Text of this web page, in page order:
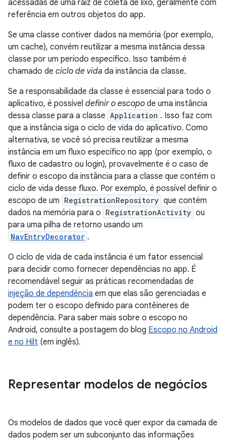
acessadas de uma raiz de coleta de lixo, geralmente com
referência em outros objetos do app.
Se uma classe contiver dados na memória (por exemplo,
um cache), convém reutilizar a mesma instância dessa
classe por um período específico. Isso também é
chamado de ciclo de vida da instância da classe.
Se a responsabilidade da classe é essencial para todo o
aplicativo, é possível definir o escopo de uma instância
dessa classe para a classe Application . Isso faz com
que a instância siga o ciclo de vida do aplicativo. Como
alternativa, se você só precisa reutilizar a mesma
instância em um fluxo específico no app (por exemplo, o
fluxo de cadastro ou login), provavelmente é o caso de
definir o escopo da instância para a classe que contém o
ciclo de vida desse fluxo. Por exemplo, é possível definir o
escopo de um RegistrationRepository que contém
dados na memória para o RegistrationActivity ou
para uma pilha de retorno usando um
NavEntryDecorator .
O ciclo de vida de cada instância é um fator essencial
para decidir como fornecer dependências no app. É
recomendável seguir as práticas recomendadas de
injeção de dependência em que elas são gerenciadas e
podem ter o escopo definido para contêineres de
dependência. Para saber mais sobre o escopo no
Android, consulte a postagem do blog Escopo no Android
e no Hilt (em inglês).
Representar modelos de negócios
Os modelos de dados que você quer expor da camada de
dados podem ser um subconjunto das informações